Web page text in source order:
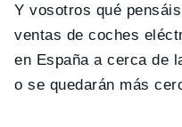
Y vosotros qué
ventas de coches
en España a cerca de
o se quedarán más